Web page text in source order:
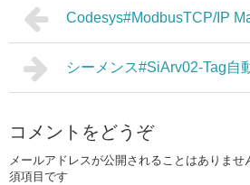
Codesys#ModbusTCP/IP
シーメンス#SiArv02-Tag自
コメントをどうぞ
メールアドレスが公開されることはありませ
須項目です